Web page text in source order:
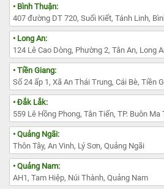
• Bình Thuận:
407 đường DT 720, Suối Kiết, Tánh Linh,
• Long An:
124 Lê Cao Dòng, Phường 2, Tân An, Long
• Tiền Giang:
Số 24 ấp 1, Xã An Thái Trung, Cái Bè, Tiền
• Đắk Lắk:
559 Lê Hồng Phong, Tân Tiến, TP. Buôn
• Quảng Ngãi:
Thôn Tây, An Vinh, Lý Sơn, Quảng Ngãi
• Quảng Nam:
AH1, Tam Hiệp, Núi Thành, Quảng Nam